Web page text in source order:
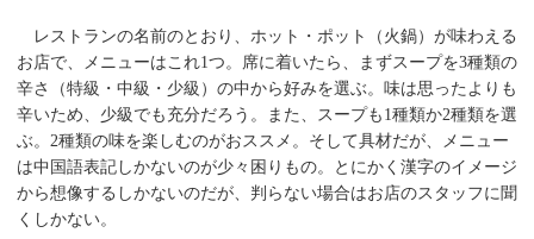
レストランの名前のとおり、ホット・ポット（火鍋）が味わえる
お店で、メニューはこれ1つ。席に着いたら、まずスープを3種類の
辛さ（特級・中級・少級）の中から好みを選ぶ。味は思ったよりも
辛いため、少級でも充分だろう。また、スープも1種類か2種類を選
ぶ。2種類の味を楽しむのがおススメ。そして具材だが、メニュー
は中国語表記しかないのが少々困りもの。とにかく漢字のイメージ
から想像するしかないのだが、判らない場合はお店のスタッフに聞
くしかない。